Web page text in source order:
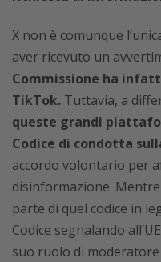
X non è comunque
aver ricevuto un
Commissione ha
TikTok. Tuttavia, a
queste grandi
Codice di condotta
accordo volontario per
disinformazione.
parte di quel codice in
Codice segnalando
suo ruolo di